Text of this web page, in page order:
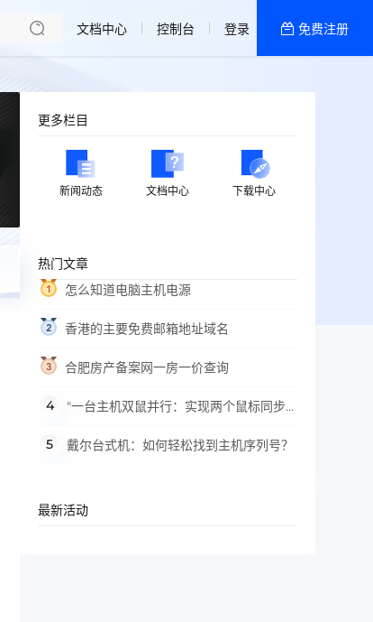
文档中心 控制台 登录 免费注册
更多栏目
新闻动态 文档中心 下载中心
热门文章
怎么知道电脑主机电源
香港的主要免费邮箱地址域名
合肥房产备案网一房一价查询
"一台主机双鼠并行：实现两个鼠标同步
操作指南"戴尔台式机：如何轻松找到主机序列号？
最新活动